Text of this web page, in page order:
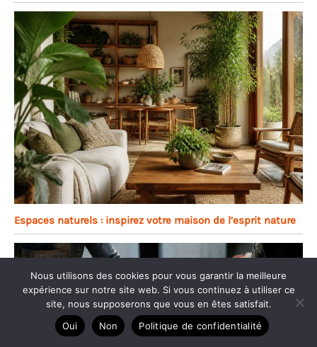
Espaces naturels : inspirez votre maison de l’esprit nature
Nous utilisons des cookies pour vous garantir la meilleure
expérience sur notre site web. Si vous continuez à utiliser ce
site, nous supposerons que vous en êtes satisfait.
Oui
Non Politique de confidentialité